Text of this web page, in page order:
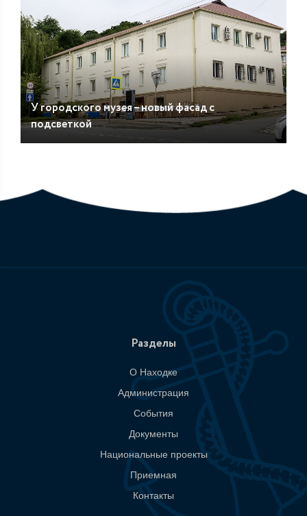
У городского музея – новый фасад с
подсветкой
Разделы
О Находке
Администрация
События
Документы
Национальные проекты
Приемная
Контакты